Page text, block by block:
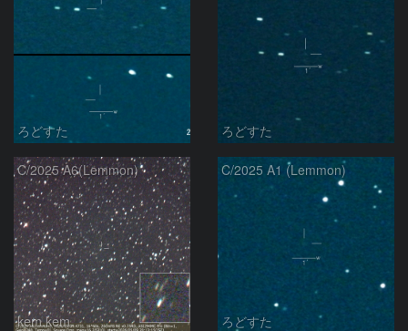
ろどすた ろどすた
C/2025 A6(Lemmon)
kem.kem
C/2025 A1 (Lemmon)
ろどすた